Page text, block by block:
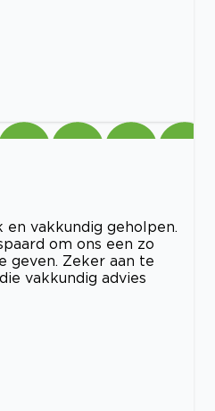
vakkundig geholpen.
om ons een zo
geven. Zeker aan te
vakkundig advies